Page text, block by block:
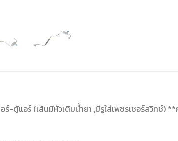
ร์-ตู้แอร์ (เส้นมีหัวเติมน้ำยา ,มีรูใส่เพชรเชอร์สวิทช์)